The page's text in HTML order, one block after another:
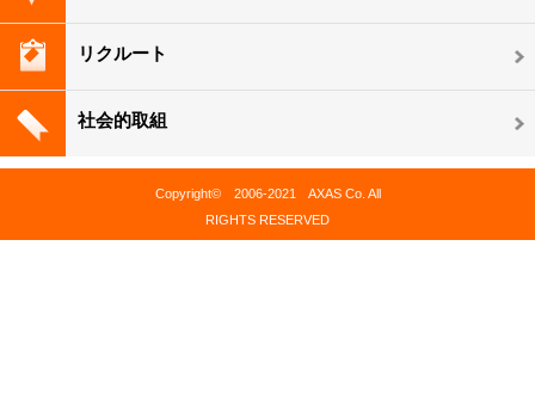
リクルート
社会的取組
Copyright© 2006-2021 AXAS Co. All
RIGHTS RESERVED